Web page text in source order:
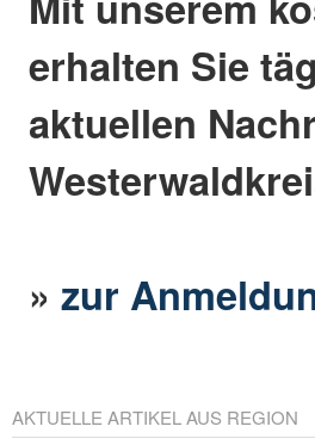
erhalten Sie
aktuellen
»zur
AKTUELLE ARTIKEL AUS REGION